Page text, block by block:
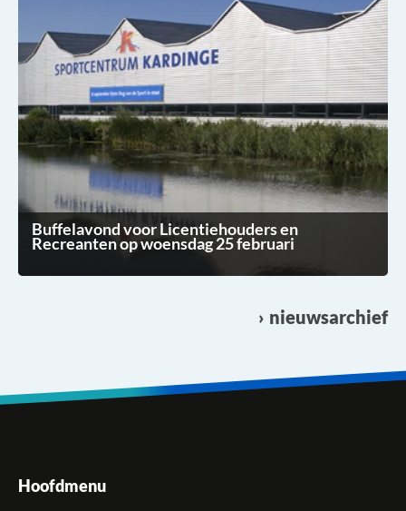
Buffelavond voor Licentiehouders en
Recreanten op woensdag 25 februari
nieuwsarchief
Hoofdmenu